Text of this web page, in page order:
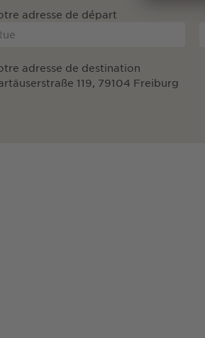
adresse de départ
adresse de destination
119, 79104 Freiburg